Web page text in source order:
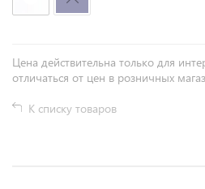
Цена действительна только для
отличаться от цен в розничных
К списку товаров